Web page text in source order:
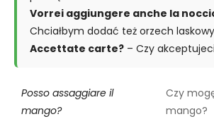
Vorrei aggiungere anche la
Chciałbym dodać też orzech
Accettate carte? – Czy
Posso assaggiare il
mango?
Czy
mango?